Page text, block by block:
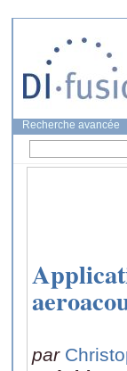
Recherche avancée
par